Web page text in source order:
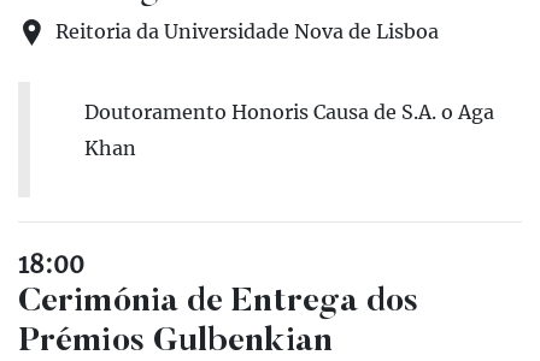
Reitoria da Universidade Nova de Lisboa
Doutoramento Honoris Causa de S.A. o Aga
Khan
18:00
Cerimónia de Entrega dos
Prémios Gulbenkian